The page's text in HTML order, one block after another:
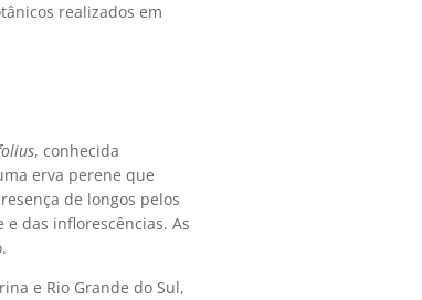
realizados em
, conhecida
erva perene que
de longos pelos
das inflorescências. As
e Rio Grande do Sul,